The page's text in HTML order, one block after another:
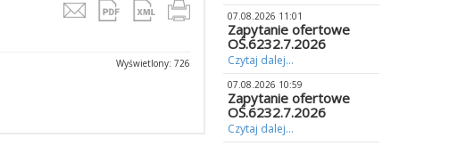
Wyświetlony: 726
07.08.2026 11:01
Zapytanie ofertowe
OŚ.6232.7.2026
Czytaj dalej...
07.08.2026 10:59
Zapytanie ofertowe
OŚ.6232.7.2026
Czytaj dalej...